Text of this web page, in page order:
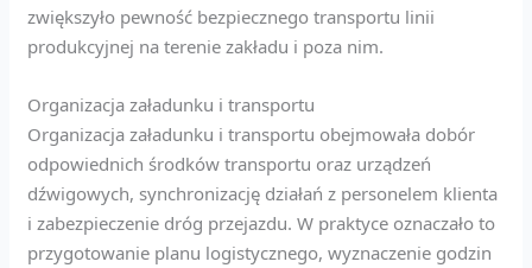
zwiększyło pewność bezpiecznego transportu linii
produkcyjnej na terenie zakładu i poza nim.
Organizacja załadunku i transportu
Organizacja załadunku i transportu obejmowała dobór
odpowiednich środków transportu oraz urządzeń
dźwigowych, synchronizację działań z personelem klienta
i zabezpieczenie dróg przejazdu. W praktyce oznaczało to
przygotowanie planu logistycznego, wyznaczenie godzin